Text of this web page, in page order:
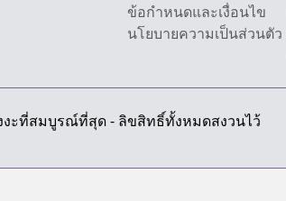
ข้อกำหนดและเงื่อนไข
นโยบายความเป็นส่วนตัว
งะที่สมบูรณ์ที่สุด - ลิขสิทธิ์ทั้งหมดสงวนไว้